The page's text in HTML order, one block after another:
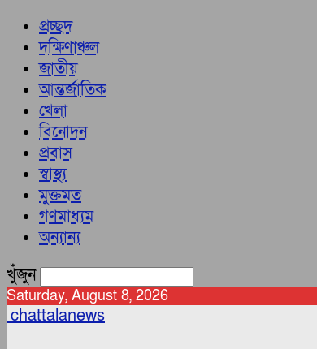
প্রচ্ছদ
দক্ষিণাঞ্চল
জাতীয়
আন্তর্জাতিক
খেলা
বিনোদন
প্রবাস
স্বাস্থ্য
মুক্তমত
গণমাধ্যম
অন্যান্য
খুঁজুন
Saturday, August 8, 2026
chattalanews